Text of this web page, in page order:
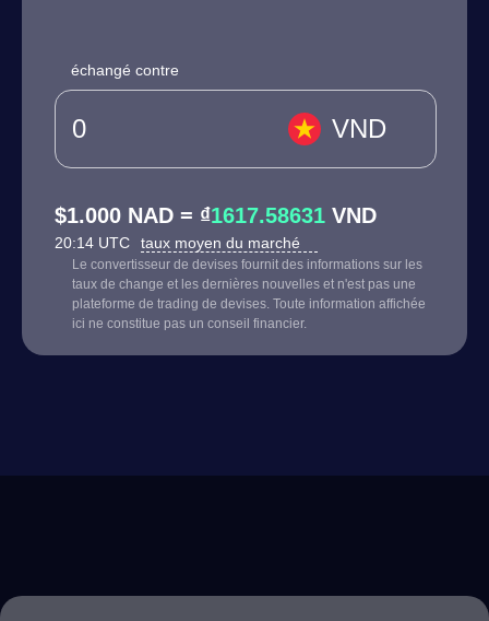
échangé contre
VND
$1.000 NAD = ₫1617.58631 VND
20:14 UTC taux moyen du marché
Le convertisseur de devises fournit des informations sur les
taux de change et les dernières nouvelles et n'est pas une
plateforme de trading de devises. Toute information affichée
ici ne constitue pas un conseil financier.